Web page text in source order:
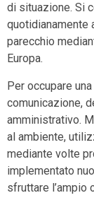
di situazione. Si
quotidianamente
parecchio
Europa.
Per occupare
comunicazione,
amministrativo.
al ambiente,
mediante volte
implementato
sfruttare l’ampio